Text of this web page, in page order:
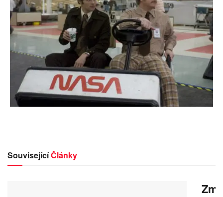
SouvisejícíČlánky